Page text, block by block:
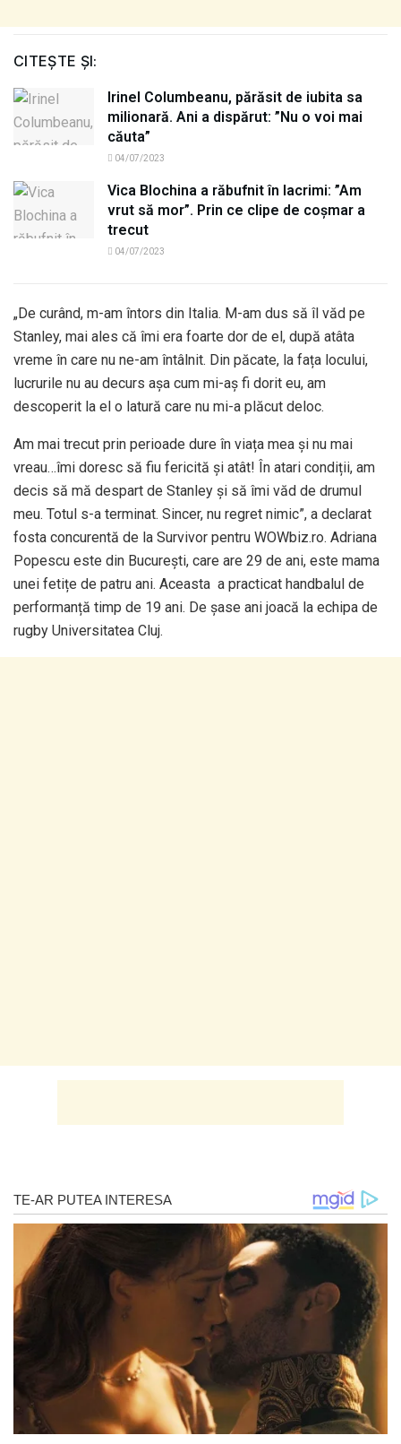
CITEȘTE ȘI:
Irinel Columbeanu, părăsit de iubita sa
milionară. Ani a dispărut: ”Nu o voi mai
căuta”
04/07/2023
Vica Blochina a răbufnit în lacrimi: ”Am
vrut să mor”. Prin ce clipe de coșmar a
trecut
04/07/2023
„De curând, m-am întors din Italia. M-am dus să îl văd pe
Stanley, mai ales că îmi era foarte dor de el, după atâta
vreme în care nu ne-am întâlnit. Din păcate, la fața locului,
lucrurile nu au decurs așa cum mi-aș fi dorit eu, am
descoperit la el o latură care nu mi-a plăcut deloc.
Am mai trecut prin perioade dure în viața mea și nu mai
vreau…îmi doresc să fiu fericită și atât! În atari condiții, am
decis să mă despart de Stanley și să îmi văd de drumul
meu. Totul s-a terminat. Sincer, nu regret nimic”, a declarat
fosta concurentă de la Survivor pentru WOWbiz.ro. Adriana
Popescu este din București, care are 29 de ani, este mama
unei fetițe de patru ani. Aceasta a practicat handbalul de
performanță timp de 19 ani. De șase ani joacă la echipa de
rugby Universitatea Cluj.